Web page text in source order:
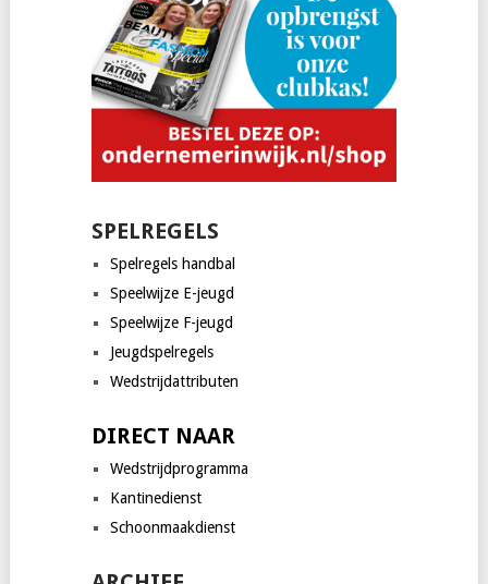
SPELREGELS
Spelregels handbal
Speelwijze E-jeugd
Speelwijze F-jeugd
Jeugdspelregels
Wedstrijdattributen
DIRECT NAAR
Wedstrijdprogramma
Kantinedienst
Schoonmaakdienst